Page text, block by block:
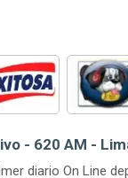
- 620 AM -
diario On Line